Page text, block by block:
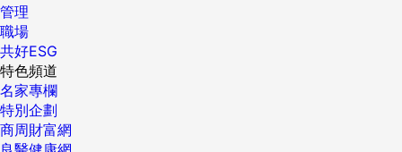
管理
職場
共好ESG
特色頻道
名家專欄
特別企劃
商周財富網